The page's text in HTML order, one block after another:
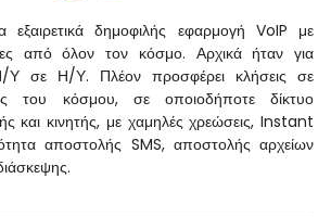
εξαιρετικά δημοφιλής εφαρμογή VoIP με
από όλον τον κόσμο. Αρχικά ήταν για
Υ σε Η/Υ. Πλέον προσφέρει κλήσεις σε
του κόσμου, σε οποιοδήποτε δίκτυο
και κινητής, με χαμηλές χρεώσεις, Instant
αποστολής SMS, αποστολής αρχείων